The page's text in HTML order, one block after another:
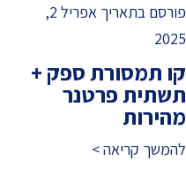
פורסם בתאריך אפריל 2,
2025
קו תמסורת ספק +
תשתית פרטנר
מהירות
להמשך קריאה >